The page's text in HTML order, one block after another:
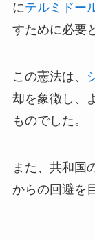
にテルミドー
すために必要
この憲法は、
却を象徴し、
ものでした。
また、共和国
からの回避を